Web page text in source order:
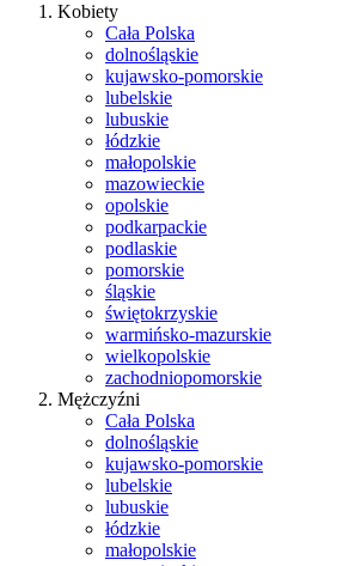
Kobiety
Cała Polska
dolnośląskie
kujawsko-pomorskie
lubelskie
lubuskie
łódzkie
małopolskie
mazowieckie
opolskie
podkarpackie
podlaskie
pomorskie
śląskie
świętokrzyskie
warmińsko-mazurskie
wielkopolskie
zachodniopomorskie
Mężczyźni
Cała Polska
dolnośląskie
kujawsko-pomorskie
lubelskie
lubuskie
łódzkie
małopolskie